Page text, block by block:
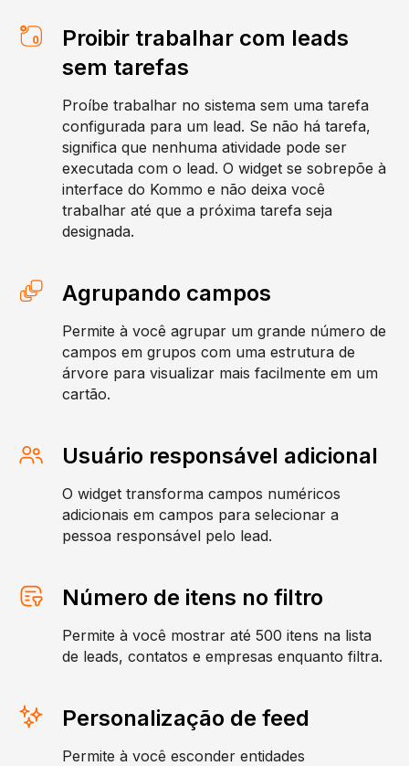
Proibir trabalhar com leads
sem tarefas
Proíbe trabalhar no sistema sem uma tarefa
configurada para um lead. Se não há tarefa,
significa que nenhuma atividade pode ser
executada com o lead. O widget se sobrepõe à
interface do Kommo e não deixa você
trabalhar até que a próxima tarefa seja
designada.
Agrupando campos
Permite à você agrupar um grande número de
campos em grupos com uma estrutura de
árvore para visualizar mais facilmente em um
cartão.
Usuário responsável adicional
O widget transforma campos numéricos
adicionais em campos para selecionar a
pessoa responsável pelo lead.
Número de itens no filtro
Permite à você mostrar até 500 itens na lista
de leads, contatos e empresas enquanto filtra.
Personalização de feed
Permite à você esconder entidades